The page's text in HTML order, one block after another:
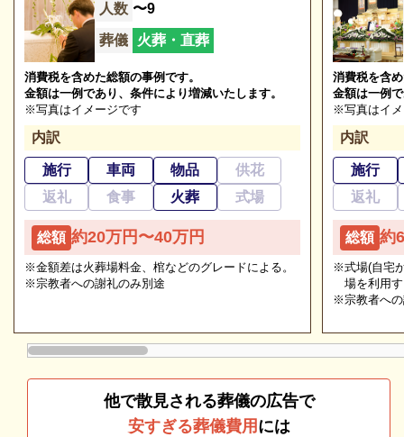
無門庭園は西国立駅から徒歩1分の家族葬専門斎場
無門庭園は東京都立川市の民営葬儀場で、最寄り駅の
西国立駅から徒歩1分の線路沿いにあります。 家族葬
に特化しており、小規模な式場を3室備えています。
建設当初はビアホールだったという建物は天井も高
定休日
※2024/12/11時点
無門庭園の葬儀の種類
無門庭園の葬儀の種類を紹介します。
無門庭園の一日葬
無門庭園の一日葬は、仕事などで忙しく、日程の融通
がきかない人におすすめです。
お通夜をせず、一日ですべてが完結するので、親族の
れています。
一日でも、華やかな祭壇で故人を見送ることができま
人数 〜9
葬儀 火葬・直葬
消費税を含めた総額の事例です。
金額は一例であり、条件により増減いたします。
※写真はイメージです
内訳
施行 車両 物品
供花
返礼
食事 火葬 式場
総額 約20万円〜40万円
※金額差は火葬場料金、棺などのグレードによる。
※宗教者への謝礼のみ別途
消費税を含
金額は一例
※写真はイ
内訳
施行
返礼
総額 約
※式場(自宅
場を利用
※宗教者へ
他で散見される葬儀の広告で
安すぎる葬儀費用 には